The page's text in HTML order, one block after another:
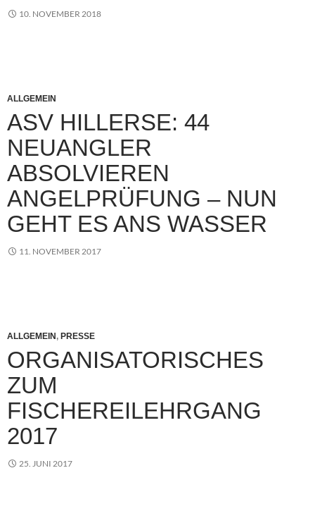
10. NOVEMBER 2018
ALLGEMEIN
ASV HILLERSE: 44
NEUANGLER
ABSOLVIEREN
ANGELPRÜFUNG – NUN
GEHT ES ANS WASSER
11. NOVEMBER 2017
ALLGEMEIN , PRESSE
ORGANISATORISCHES
ZUM
FISCHEREILEHRGANG
2017
25. JUNI 2017